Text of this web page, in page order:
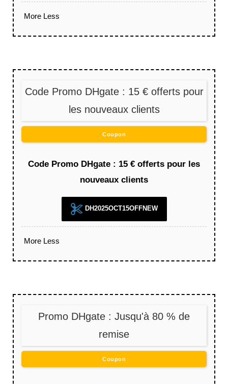
More Less
Code Promo DHgate : 15 € offerts pour
les nouveaux clients
Coupon
Code Promo DHgate : 15 € offerts pour les
nouveaux clients
DH2025OCT15OFFNEW
More Less
Promo DHgate : Jusqu'à 80 % de
remise
Coupon